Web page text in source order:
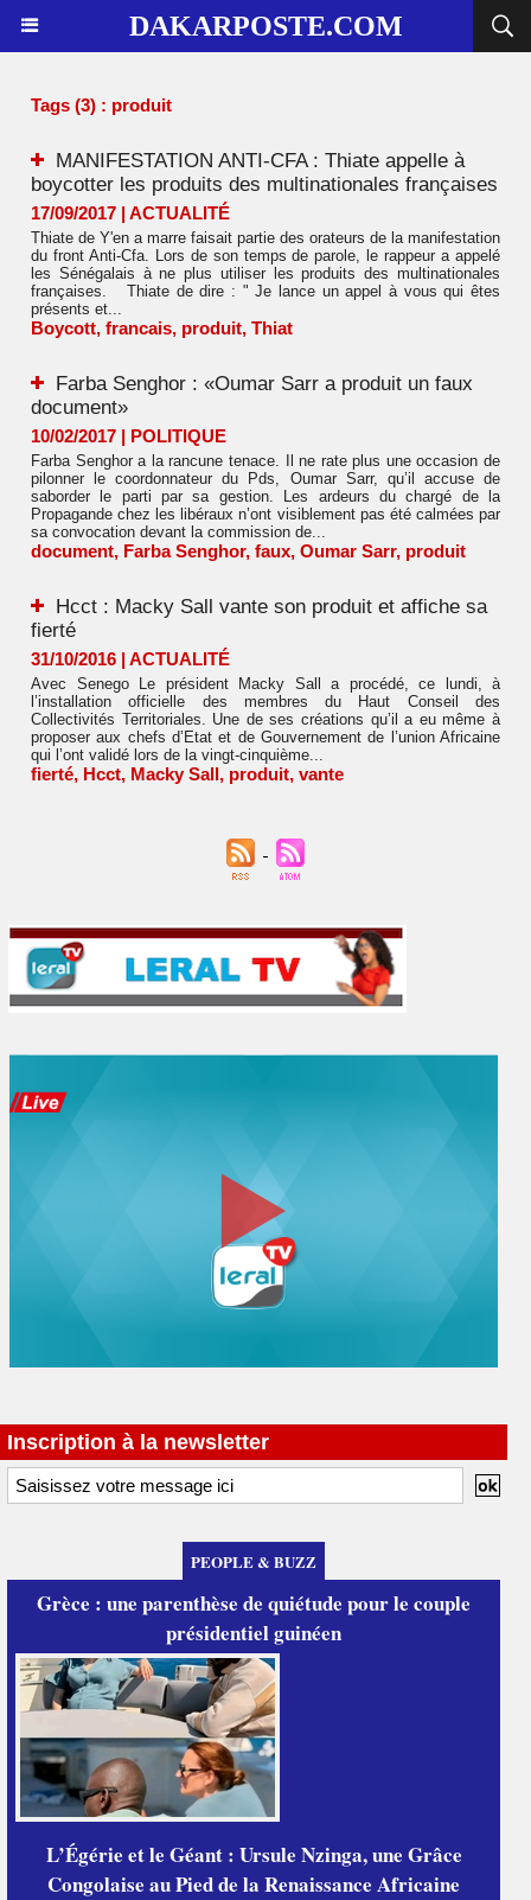
DAKARPOSTE.COM
Tags (3) : produit
MANIFESTATION ANTI-CFA : Thiate appelle à
boycotter les produits des multinationales françaises
17/09/2017 | ACTUALITÉ
Thiate de Y'en a marre faisait partie des orateurs de la manifestation
du front Anti-Cfa. Lors de son temps de parole, le rappeur a appelé
les Sénégalais à ne plus utiliser les produits des multinationales
françaises. Thiate de dire : " Je lance un appel à vous qui êtes
présents et...
Boycott, francais, produit, Thiat
Farba Senghor : «Oumar Sarr a produit un faux
document»
10/02/2017 | POLITIQUE
Farba Senghor a la rancune tenace. Il ne rate plus une occasion de
pilonner le coordonnateur du Pds, Oumar Sarr, qu’il accuse de
saborder le parti par sa gestion. Les ardeurs du chargé de la
Propagande chez les libéraux n’ont visiblement pas été calmées par
sa convocation devant la commission de...
document, Farba Senghor, faux, Oumar Sarr, produit
Hcct : Macky Sall vante son produit et affiche sa
fierté
31/10/2016 | ACTUALITÉ
Avec Senego Le président Macky Sall a procédé, ce lundi, à
l’installation officielle des membres du Haut Conseil des
Collectivités Territoriales. Une de ses créations qu’il a eu même à
proposer aux chefs d’Etat et de Gouvernement de l’union Africaine
qui l’ont validé lors de la vingt-cinquième...
fierté, Hcct, Macky Sall, produit, vante
Inscription à la newsletter
PEOPLE & BUZZ
Grèce : une parenthèse de quiétude pour le couple
présidentiel guinéen
L’Égérie et le Géant : Ursule Nzinga, une Grâce
Congolaise au Pied de la Renaissance Africaine